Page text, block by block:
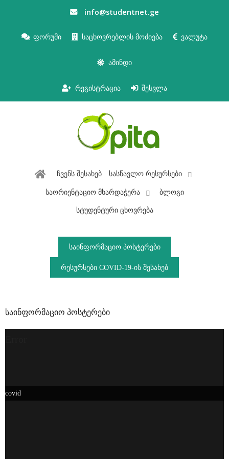
info@studentnet.ge
ფორუმი საცხოვრებლის მოძიება ვალუტა
ამინდი
რეგისტრაცია შესვლა
ჩვენს შესახებ სასწავლო რესურსები
საორიენტაციო მხარდაჭერა ბლოგი
სტუდენტური ცხოვრება
საინფორმაციო პოსტერები
რესურსები COVID-19-ის შესახებ
საინფორმაციო პოსტერები
covid